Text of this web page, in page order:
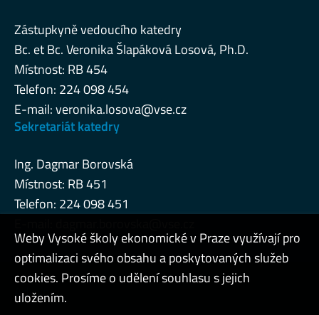
Zástupkyně vedoucího katedry
Bc. et Bc. Veronika Šlapáková Losová, Ph.D.
Místnost: RB 454
Telefon: 224 098 454
E-mail:veronika.losova@vse.cz
Sekretariát katedry
Ing. Dagmar Borovská
Místnost: RB 451
Telefon: 224 098 451
Admin
Weby Vysoké školy ekonomické v Praze využívají pro
optimalizaci svého obsahu a poskytovaných služeb
cookies. Prosíme o udělení souhlasu s jejich
uložením.